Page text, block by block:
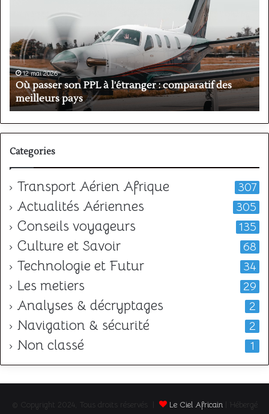
l’étranger
:
comparatif
des
meilleurs
pays
12 mai 2026
Où passer son PPL à l’étranger : comparatif des
meilleurs pays
Categories
Transport Aérien Afrique 307
Actualités Aériennes 305
Conseils voyageurs 135
Culture et Savoir 68
Technologie et Futur 34
Les metiers 29
Analyses & décryptages 2
Navigation & sécurité 2
Non classé 1
© Copyright 2024, Tous droits réservés | Le Ciel Africain| Hébergé